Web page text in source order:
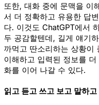
또한, 대화 중에 문맥을 이
서 더 정확하고 유용한 답
다. 이것도 ChatGPT에서
두 공감할텐데, 길게 얘기
까먹고 딴소리하는 상황이
이해하고 입력된 정보를
화를 이어 나갈 수 있다.
읽고 듣고 쓰고 보고 말하